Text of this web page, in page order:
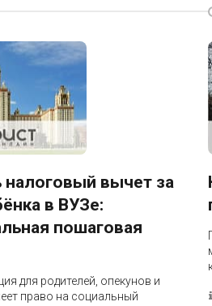
налоговый вычет за
в ВУЗе:
пошаговая
для родителей, опекунов и
право на социальный